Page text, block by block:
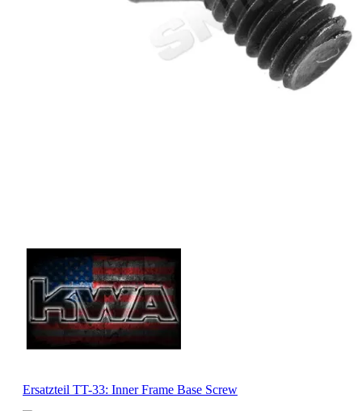
Ersatzteil TT-33: Inner Frame Base Screw